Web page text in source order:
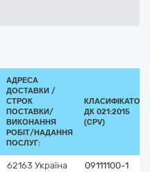
АДРЕСА
ДОСТАВКИ /
СТРОК
ПОСТАВКИ/
ВИКОНАННЯ
РОБІТ/НАДАННЯ
ПОСЛУГ:
КЛАСИФІКАТОР
ДК 021:2015
(CPV)
62163 Україна
09111100-1